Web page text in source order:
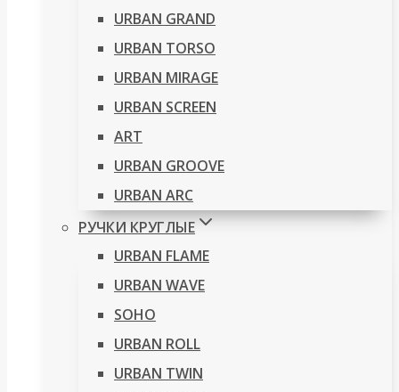
URBAN GRAND
URBAN TORSO
URBAN MIRAGE
URBAN SCREEN
ART
URBAN GROOVE
URBAN ARC
РУЧКИ КРУГЛЫЕ
URBAN FLAME
URBAN WAVE
SOHO
URBAN ROLL
URBAN TWIN